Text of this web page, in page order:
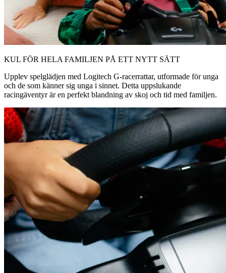
KUL FÖR HELA FAMILJEN PÅ ETT NYTT SÄTT
Upplev spelglädjen med Logitech G-racerrattar, utformade för unga
och de som känner sig unga i sinnet. Detta uppslukande
racingäventyr är en perfekt blandning av skoj och tid med familjen.